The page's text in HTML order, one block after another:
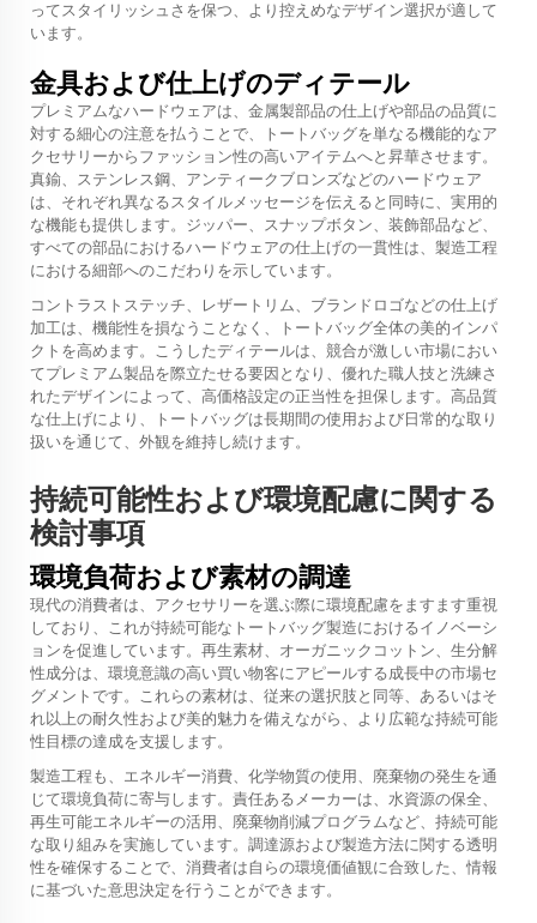
ってスタイリッシュさを保つ、より控えめなデザイン選択が適して
います。
金具および仕上げのディテール
プレミアムなハードウェアは、金属製部品の仕上げや部品の品質に
対する細心の注意を払うことで、トートバッグを単なる機能的なア
クセサリーからファッション性の高いアイテムへと昇華させます。
真鍮、ステンレス鋼、アンティークブロンズなどのハードウェア
は、それぞれ異なるスタイルメッセージを伝えると同時に、実用的
な機能も提供します。ジッパー、スナップボタン、装飾部品など、
すべての部品におけるハードウェアの仕上げの一貫性は、製造工程
における細部へのこだわりを示しています。
コントラストステッチ、レザートリム、ブランドロゴなどの仕上げ
加工は、機能性を損なうことなく、トートバッグ全体の美的インパ
クトを高めます。こうしたディテールは、競合が激しい市場におい
てプレミアム製品を際立たせる要因となり、優れた職人技と洗練さ
れたデザインによって、高価格設定の正当性を担保します。高品質
な仕上げにより、トートバッグは長期間の使用および日常的な取り
扱いを通じて、外観を維持し続けます。
持続可能性および環境配慮に関する
検討事項
環境負荷および素材の調達
現代の消費者は、アクセサリーを選ぶ際に環境配慮をますます重視
しており、これが持続可能なトートバッグ製造におけるイノベーシ
ョンを促進しています。再生素材、オーガニックコットン、生分解
性成分は、環境意識の高い買い物客にアピールする成長中の市場セ
グメントです。これらの素材は、従来の選択肢と同等、あるいはそ
れ以上の耐久性および美的魅力を備えながら、より広範な持続可能
性目標の達成を支援します。
製造工程も、エネルギー消費、化学物質の使用、廃棄物の発生を通
じて環境負荷に寄与します。責任あるメーカーは、水資源の保全、
再生可能エネルギーの活用、廃棄物削減プログラムなど、持続可能
な取り組みを実施しています。調達源および製造方法に関する透明
性を確保することで、消費者は自らの環境価値観に合致した、情報
に基づいた意思決定を行うことができます。